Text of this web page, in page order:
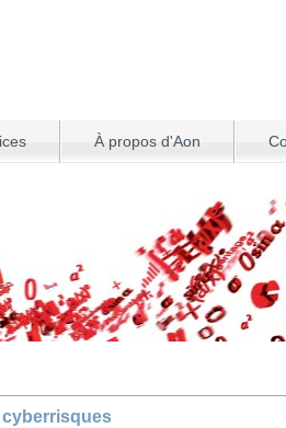
À propos d'Aon
cyberrisques